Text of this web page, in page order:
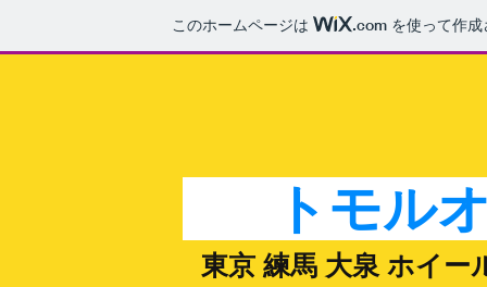
このホームページは .comを使って作成
トモル
東京 練馬 大泉 ホイー